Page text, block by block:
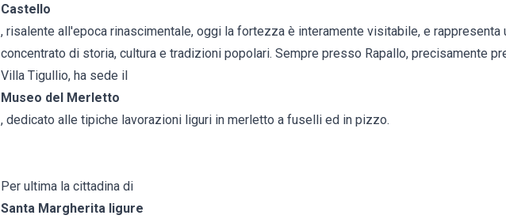
Castello
, risalente all'epoca rinascimentale, oggi la fortezza è interamente visitabile, e rappresenta
concentrato di storia, cultura e tradizioni popolari. Sempre presso Rapallo, precisamente
Villa Tigullio, ha sede il
Museo del Merletto
, dedicato alle tipiche lavorazioni liguri in merletto a fuselli ed in pizzo.
Per ultima la cittadina di
Santa Margherita ligure